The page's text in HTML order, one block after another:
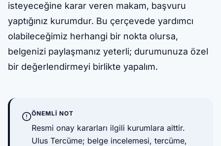
isteyeceğine karar veren makam, başvuru
yaptığınız kurumdur. Bu çerçevede yardımcı
olabileceğimiz herhangi bir nokta olursa,
belgenizi paylaşmanız yeterli; durumunuza özel
bir değerlendirmeyi birlikte yapalım.
ÖNEMLI NOT
Resmi onay kararları ilgili kurumlara aittir.
Ulus Tercüme; belge incelemesi, tercüme,